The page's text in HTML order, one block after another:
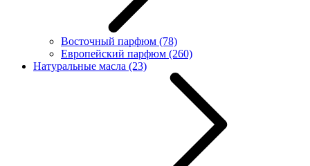
Восточный парфюм (78)
Европейский парфюм (260)
Натуральные масла (23)